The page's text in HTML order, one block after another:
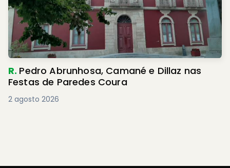
R. Pedro Abrunhosa, Camané e Dillaz nas
Festas de Paredes Coura
2 agosto 2026